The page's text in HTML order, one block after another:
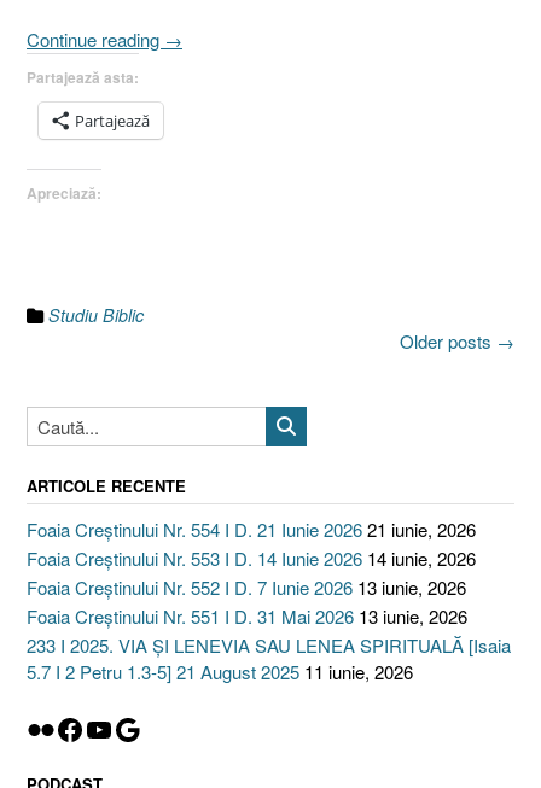
Continue reading „Vorbirea
şi
11]”
→
Partajează asta:
Partajează
Apreciază:
Studiu Biblic
Older posts →
ARTICOLE RECENTE
Foaia Creștinului Nr. 554 I D. 21 Iunie 202621 iunie, 2026
Foaia Creștinului Nr. 553 I D. 14 Iunie 2026 14 iunie, 2026
Foaia Creștinului Nr. 552 I D. 7 Iunie 2026 13 iunie, 2026
Foaia Creștinului Nr. 551 I D. 31 Mai 2026 13 iunie, 2026
233 I 2025. VIA ȘI LENEVIA SAU LENEA SPIRITUALĂ [Isaia
5.7 I 2 Petru 1.3-5] 21 August 2025 11 iunie, 2026
Flickr
Facebook
YouTube
Google
PODCAST